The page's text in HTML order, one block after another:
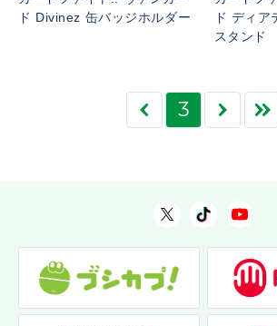
ド Divinez 缶バッジホルダー
ド ディ
スタンド
3